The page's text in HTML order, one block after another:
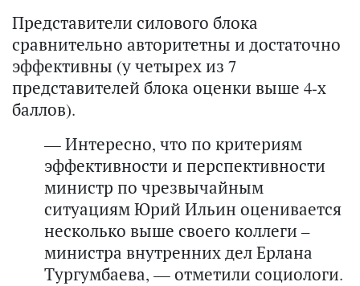
Представители силового блока
сравнительно авторитетны и достаточно
эффективны (у четырех из 7
представителей блока оценки выше 4-х
баллов).
— Интересно, что по критериям
эффективности и перспективности
министр по чрезвычайным
ситуациям Юрий Ильин оценивается
несколько выше своего коллеги –
министра внутренних дел Ерлана
Тургумбаева, — отметили социологи.